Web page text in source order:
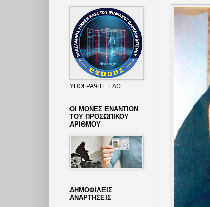
ΥΠΟΓΡΑΨΤΕ ΕΔΩ
ΟΙ ΜΟΝΕΣ ΕΝΑΝΤΙΟΝ
ΤΟΥ ΠΡΟΣΩΠΙΚΟΥ
ΑΡΙΘΜΟΥ
ΔΗΜΟΦΙΛΕΙΣ
ΑΝΑΡΤΗΣΕΙΣ